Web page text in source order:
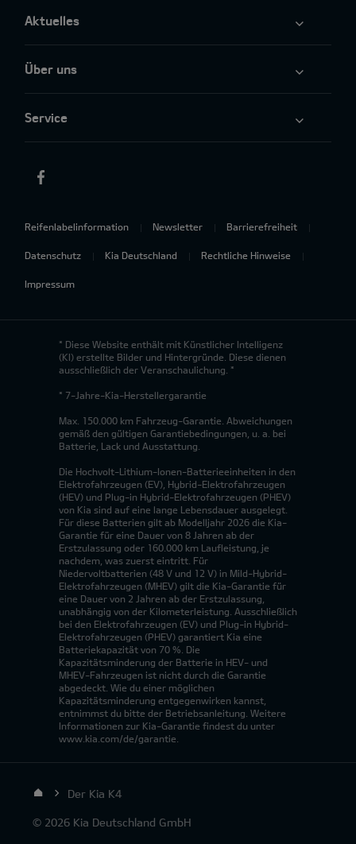
Aktuelles
Über uns
Service
Reifenlabelinformation Newsletter Barrierefreiheit
Datenschutz Kia Deutschland Rechtliche Hinweise
Impressum
* Diese Website enthält mit Künstlicher Intelligenz
(KI) erstellte Bilder und Hintergründe. Diese dienen
ausschließlich der Veranschaulichung. *
* 7-Jahre-Kia-Herstellergarantie
Max. 150.000 km Fahrzeug-Garantie. Abweichungen
gemäß den gültigen Garantiebedingungen, u. a. bei
Batterie, Lack und Ausstattung.
Die Hochvolt-Lithium-Ionen-Batterieeinheiten in den
Elektrofahrzeugen (EV), Hybrid-Elektrofahrzeugen
(HEV) und Plug-in Hybrid-Elektrofahrzeugen (PHEV)
von Kia sind auf eine lange Lebensdauer ausgelegt.
Für diese Batterien gilt ab Modelljahr 2026 die Kia-
Garantie für eine Dauer von 8 Jahren ab der
Erstzulassung oder 160.000 km Laufleistung, je
nachdem, was zuerst eintritt. Für
Niedervoltbatterien (48 V und 12 V) in Mild-Hybrid-
Elektrofahrzeugen (MHEV) gilt die Kia-Garantie für
eine Dauer von 2 Jahren ab der Erstzulassung,
unabhängig von der Kilometerleistung. Ausschließlich
bei den Elektrofahrzeugen (EV) und Plug-in Hybrid-
Elektrofahrzeugen (PHEV) garantiert Kia eine
Batteriekapazität von 70 %. Die
Kapazitätsminderung der Batterie in HEV- und
MHEV-Fahrzeugen ist nicht durch die Garantie
abgedeckt. Wie du einer möglichen
Kapazitätsminderung entgegenwirken kannst,
entnimmst du bitte der Betriebsanleitung. Weitere
Informationen zur Kia-Garantie findest du unter
www.kia.com/de/garantie.
Der Kia K4
© 2026 Kia Deutschland GmbH